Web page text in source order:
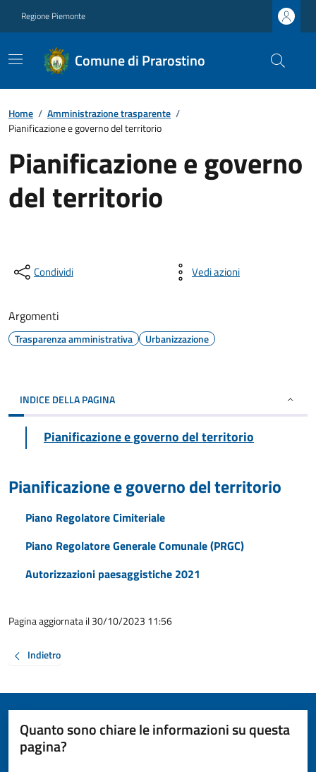
Regione Piemonte
Comune di Prarostino
Home / Amministrazione trasparente /
Pianificazione e governo del territorio
Pianificazione e governo
del territorio
Condividi Vedi azioni
Argomenti
Trasparenza amministrativa Urbanizzazione
INDICE DELLA PAGINA
Pianificazione e governo del territorio
Pianificazione e governo del territorio
Piano Regolatore Cimiteriale
Piano Regolatore Generale Comunale (PRGC)
Autorizzazioni paesaggistiche 2021
Pagina aggiornata il 30/10/2023 11:56
Indietro
Quanto sono chiare le informazioni su questa
pagina?